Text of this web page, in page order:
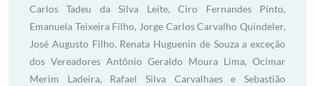
Carlos Tadeu da Silva Leite, Ciro Fernandes Pinto,
Emanuela Teixeira Filho, Jorge Carlos Carvalho Quindeler,
José Augusto Filho, Renata Huguenin de Souza a exceção
dos Vereadores Antônio Geraldo Moura Lima, Ocimar
Merim Ladeira, Rafael Silva Carvalhaes e Sebastião